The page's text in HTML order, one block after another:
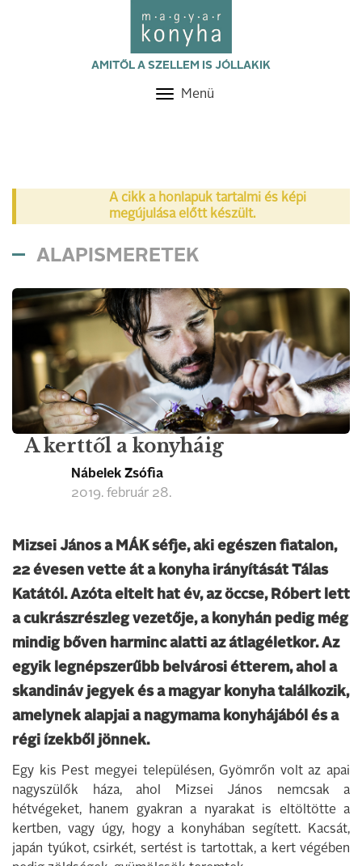
AMITŐL A SZELLEM IS JÓLLAKIK
Toggle
Menü
A cikk a honlapuk tartalmi és képi
megújulása előtt készült.
ALAPISMERETEK
A kerttől a konyháig
Nábelek Zsófia
2019. február 28.
Mizsei János a MÁK séfje, aki egészen fiatalon,
22 évesen vette át a konyha irányítását Tálas
Katától. Azóta eltelt hat év, az öccse, Róbert lett
a cukrászrészleg vezetője, a konyhán pedig még
mindig bőven harminc alatti az átlagéletkor. Az
egyik legnépszerűbb belvárosi étterem, ahol a
skandináv jegyek és a magyar konyha találkozik,
amelynek alapjai a nagymama konyhájából és a
régi ízekből jönnek.
Egy kis Pest megyei településen, Gyömrőn volt az apai
nagyszülők háza, ahol Mizsei János nemcsak a
hétvégeket, hanem gyakran a nyarakat is eltöltötte a
kertben, vagy úgy, hogy a konyhában segített. Kacsát,
japán tyúkot, csirkét, sertést is tartottak, a kert végében